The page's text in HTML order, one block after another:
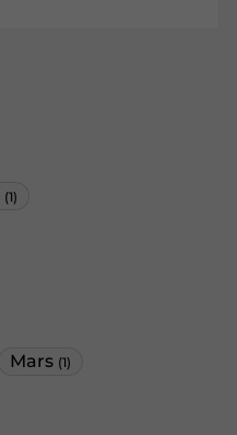
(1)
Mars (1)